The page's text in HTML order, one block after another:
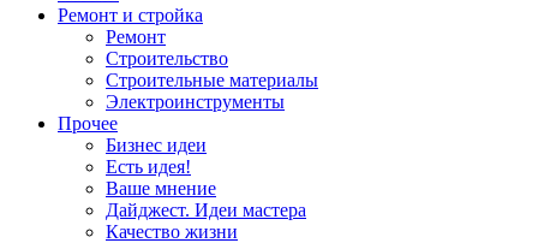
Ремонт и стройка
Ремонт
Строительство
Строительные материалы
Электроинструменты
Прочее
Бизнес идеи
Есть идея!
Ваше мнение
Дайджест. Идеи мастера
Качество жизни